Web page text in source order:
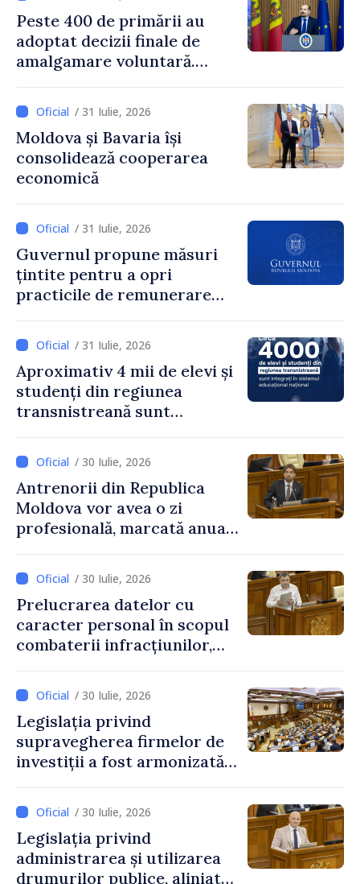
SUA, Nick Pietrowicz
Peste 400 de primării au
adoptat decizii finale de
amalgamare voluntară.
Guvernului, Alexei Buzu:
„85,5% dintre primării au
inițiat procesul. Le
mulțumim aleșilor locali
pentru că au pus pe primul
dezvoltar
/ 31 Iulie, 2026
Moldova și Bavaria își
consolidează cooperarea
economică
/ 31 Iulie, 2026
Guvernul propune măsuri
țintite pentru a opri
practicile de remunerare
/ 31 Iulie, 2026
Aproximativ 4 mii de elevi și
studenți din regiunea
transnistreană sunt
educațional național
/ 30 Iulie, 2026
Antrenorii din Republica
Moldova vor avea o zi
profesională, marcată anual
/ 30 Iulie, 2026
Prelucrarea datelor cu
caracter personal în scopul
combaterii infracțiunilor,
/ 30 Iulie, 2026
Legislația privind
supravegherea firmelor de
investiții a fost armonizată
/ 30 Iulie, 2026
Legislația privind
administrarea și utilizarea
drumurilor publice, aliniată